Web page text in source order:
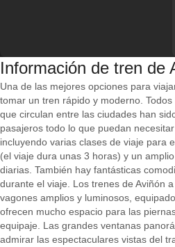
Información de tren de
Una de las mejores opciones para
tomar un tren rápido y moderno.
que circulan entre las ciudades han
pasajeros todo lo que puedan
incluyendo varias clases de viaje para
(el viaje dura unas 3 horas) y un
diarias. También hay fantásticas
durante el viaje. Los trenes de Aviñón
vagones amplios y luminosos,
ofrecen mucho espacio para las
equipaje. Las grandes ventanas
admirar las espectaculares vistas del